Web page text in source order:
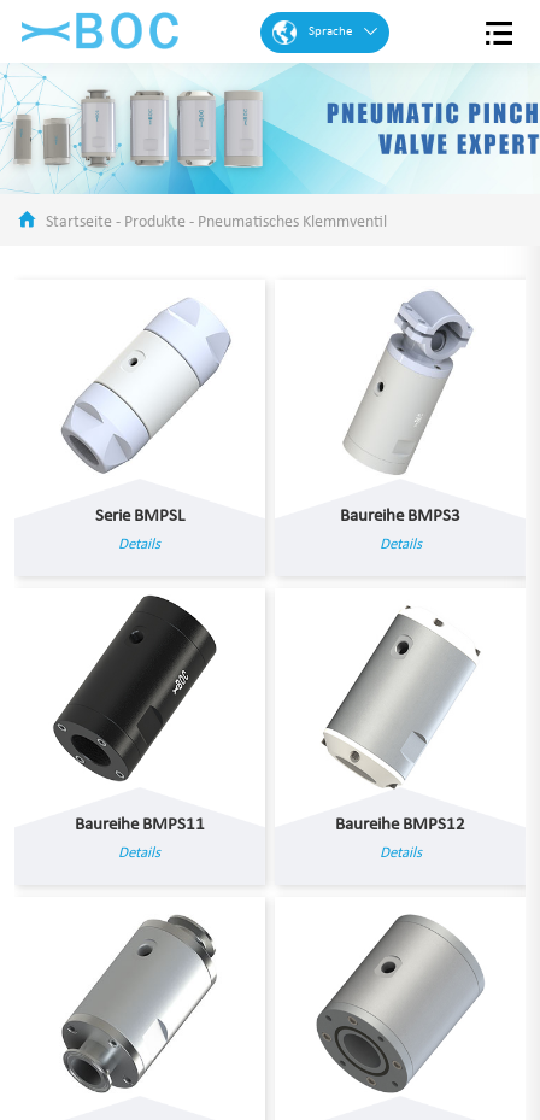
Sprache
Französisch
Spanisch
Portugiesisch
Startseite - Produkte - Pneumatisches Klemmventil
Serie BMPSL
Details
Baureihe BMPS3
Details
Baureihe BMPS11
Details
Baureihe BMPS12
Details